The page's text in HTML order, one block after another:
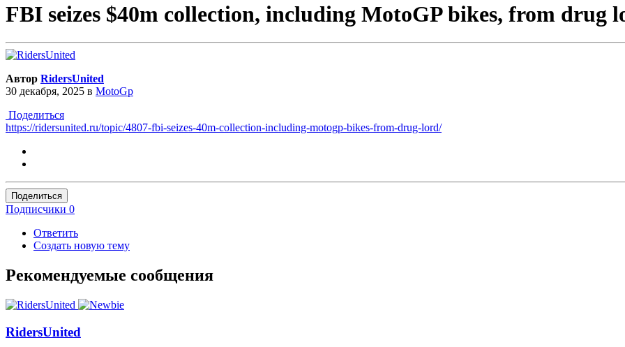
FBI seizes $40m collection, including MotoGP bikes, from drug
Автор RidersUnited
30 декабря, 2025 в MotoGp
Поделиться
https://ridersunited.ru/topic/4807-fbi-seizes-40m-collection-including-motogp-bikes-from-drug-lord/
Поделиться
Подписчики 0
Ответить
Создать новую тему
Рекомендуемые сообщения
RidersUnited